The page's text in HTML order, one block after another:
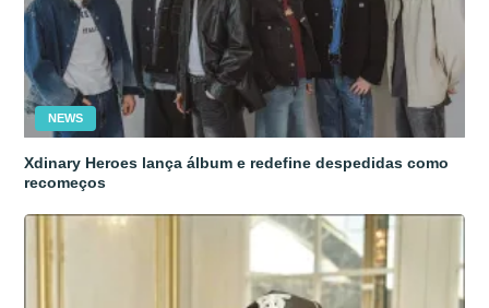
NEWS
Xdinary Heroes lança álbum e redefine despedidas como
recomeços